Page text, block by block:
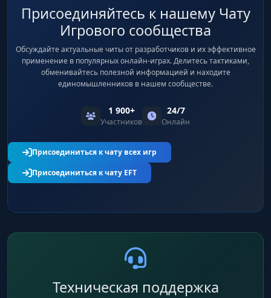
Присоединяйтесь к нашему Чату
Игрового сообщества
Обсуждайте актуальные читы от разработчиков и их эффективное
применение в популярных онлайн-играх. Делитесь тактиками,
обменивайтесь полезной информацией и находите
единомышленников в нашем сообществе.
1 900+
Участников
24/7
Онлайн
Присоединиться к чату всех игр
Присоединиться к чату EFT
Техническая поддержка